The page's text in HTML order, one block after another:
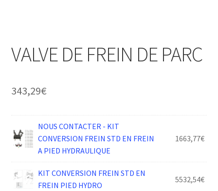
VALVE DE FREIN DE PARC
343,29€
NOUS CONTACTER - KIT
CONVERSION FREIN STD EN FREIN
A PIED HYDRAULIQUE
1663,77€
KIT CONVERSION FREIN STD EN
FREIN PIED HYDRO
5532,54€